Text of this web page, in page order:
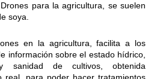
para la agricultura, se suelen
soya.
en la agricultura, facilita a los
información sobre el estado hídrico,
sanidad de cultivos, obtenida